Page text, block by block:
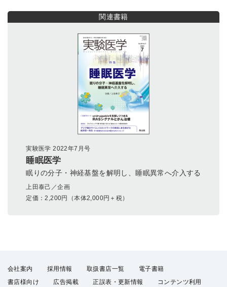
関連書籍
実験医学 2022年7月号
睡眠医学
眠りの分子・神経基盤を解明し、睡眠異常へ介入する
上田泰己／企画
定価：2,200円（本体2,000円＋税）
会社案内 採用情報 取扱書店一覧
電子書籍
書店様向け
広告掲載 正誤表・更新情報 コンテンツ利用